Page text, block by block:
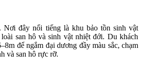
Nơi đây nổi tiếng là khu bảo tồn sinh vật
san hô và sinh vật nhiệt đới. Du khách
để ngắm đại dương đầy màu sắc, chạm
và san hô rực rỡ.